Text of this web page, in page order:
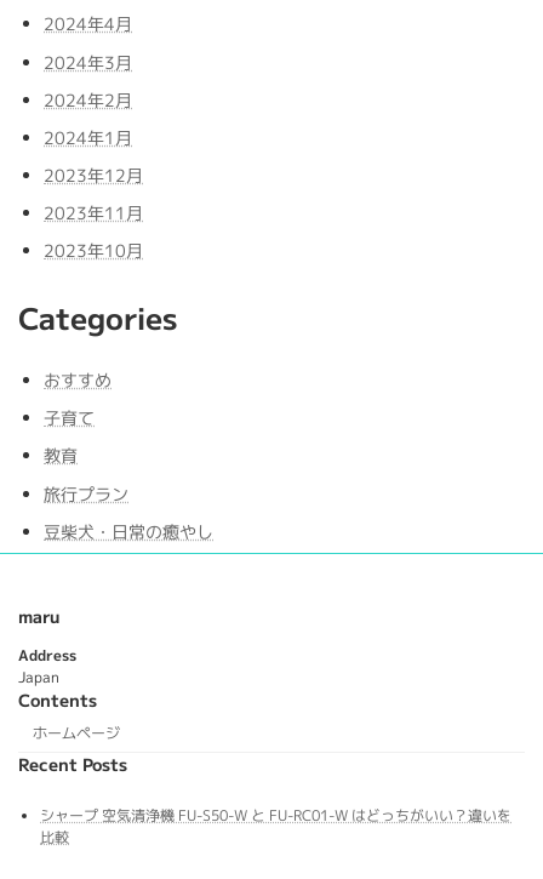
2024年4月
2024年3月
2024年2月
2024年1月
2023年12月
2023年11月
2023年10月
Categories
おすすめ
子育て
教育
旅行プラン
豆柴犬・日常の癒やし
maru
Address
Japan
Contents
ホームページ
Recent Posts
シャープ 空気清浄機 FU-S50-W と FU-RC01-W はどっちがいい？違いを
比較